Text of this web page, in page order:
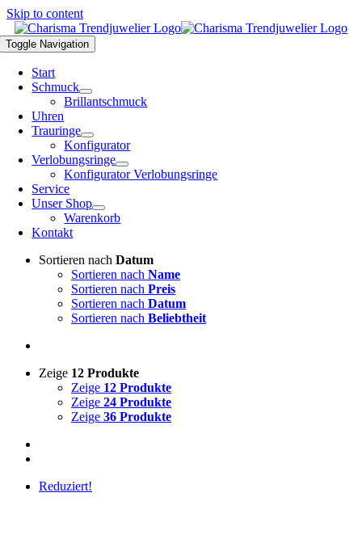
Skip to content
Toggle Navigation
Start
Schmuck
Brillantschmuck
Uhren
Trauringe
Konfigurator
Verlobungsringe
Konfigurator Verlobungsringe
Service
Unser Shop
Warenkorb
Kontakt
Sortieren nach Datum
Sortieren nach Name
Sortieren nach Preis
Sortieren nach Datum
Sortieren nach Beliebtheit
Zeige 12 Produkte
Zeige 12 Produkte
Zeige 24 Produkte
Zeige 36 Produkte
Reduziert!